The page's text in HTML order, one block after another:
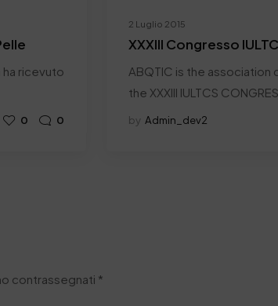
ricevuto
0 0
2 Luglio 2015
XXXIII Congresso
ABQTIC is the
the XXXIII IULTCS
by Admin_dev2
contrassegnati *